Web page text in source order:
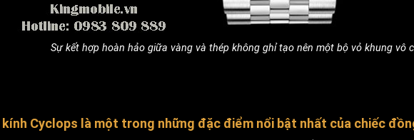
Sự kết hợp hoàn hảo giữa vàng và thép không ghỉ tạo nên một bộ vỏ khung vô
kính Cyclops là một trong những đặc điểm nổi bật nhất của chiếc